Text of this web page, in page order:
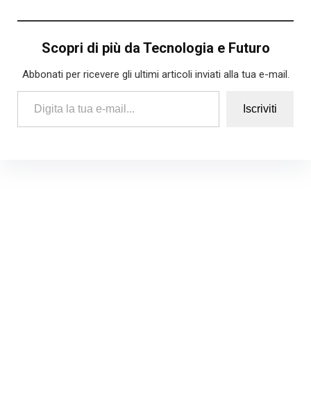
Scopri di più da Tecnologia e Futuro
Abbonati per ricevere gli ultimi articoli inviati alla tua e-mail.
Digita la tua e-mail...
Iscriviti